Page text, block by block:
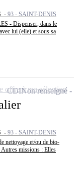
- 93 - SAINT-DENIS
- Dispenser, dans le
lui (elle) et sous sa
- 93 - SAINT-DENIS
nettoyage et/ou de bio-
Autres missions : Elles
CDINon renseigné
offre à ma sélection